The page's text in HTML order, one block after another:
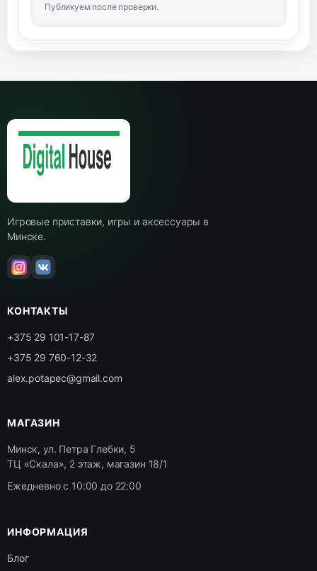
Публикуем после проверки.
Игровые приставки, игры и аксессуары в
Минске.
КОНТАКТЫ
+375 29 101-17-87
+375 29 760-12-32
alex.potapec@gmail.com
МАГАЗИН
Минск, ул. Петра Глебки, 5
ТЦ «Скала», 2 этаж, магазин 18/1
Ежедневно с 10:00 до 22:00
ИНФОРМАЦИЯ
Блог